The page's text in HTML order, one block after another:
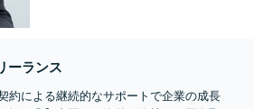
ーランス
約による継続的なサポートで企業の成長